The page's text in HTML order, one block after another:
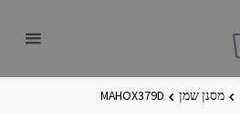
מסנן שמן MAHOX379D